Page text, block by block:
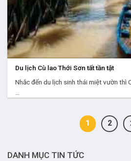
Du lịch Cù lao Thới Sơn tất tần tật
Nhắc đến du lịch sinh thái miệt vườn thì
1 2
DANH MỤC TIN TỨC